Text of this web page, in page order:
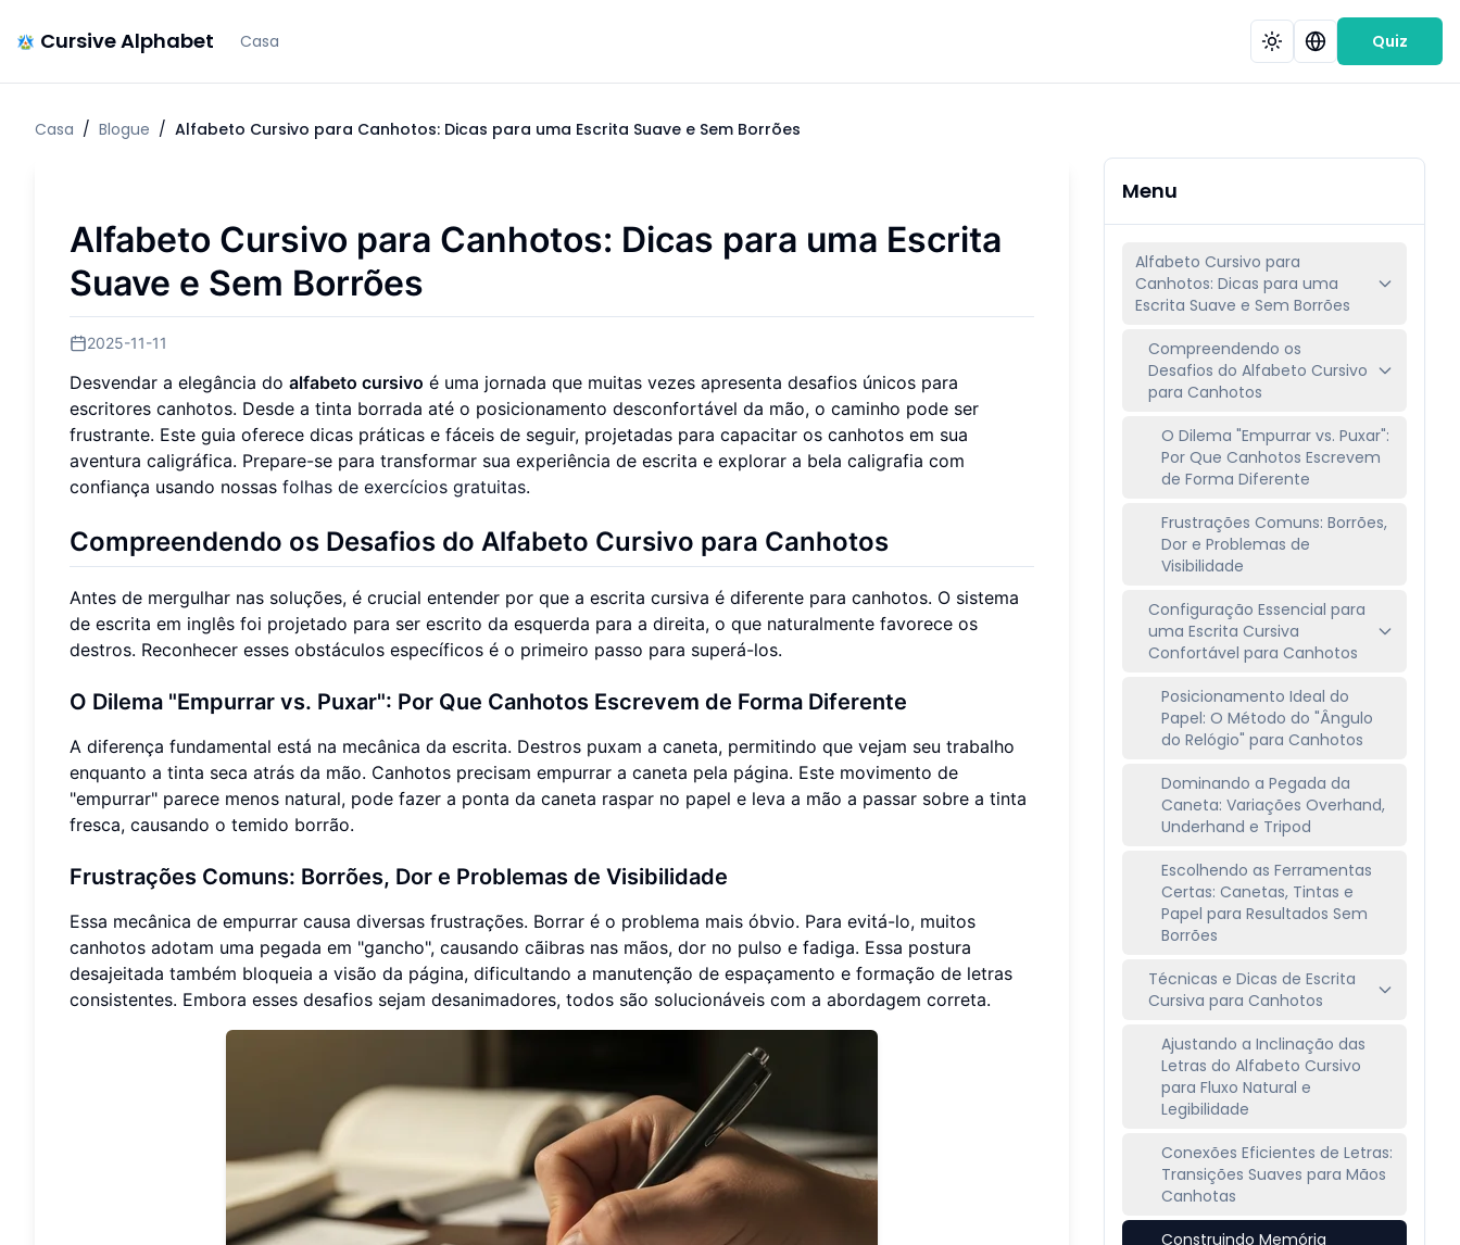
Cursive Alphabet Casa Quiz
Casa / Blogue / Alfabeto Cursivo para Canhotos: Dicas para uma Escrita Suave e Sem Borrões
Alfabeto Cursivo para Canhotos: Dicas para uma Escrita
Suave e Sem Borrões
2025-11-11
Desvendar a elegância do alfabeto cursivo é uma jornada que muitas vezes apresenta desafios únicos para
escritores canhotos. Desde a tinta borrada até o posicionamento desconfortável da mão, o caminho pode ser
frustrante. Este guia oferece dicas práticas e fáceis de seguir, projetadas para capacitar os canhotos em sua
aventura caligráfica. Prepare-se para transformar sua experiência de escrita e explorar a bela caligrafia com
confiança usando nossas folhas de exercícios gratuitas.
Compreendendo os Desafios do Alfabeto Cursivo para Canhotos
Antes de mergulhar nas soluções, é crucial entender por que a escrita cursiva é diferente para canhotos. O sistema
de escrita em inglês foi projetado para ser escrito da esquerda para a direita, o que naturalmente favorece os
destros. Reconhecer esses obstáculos específicos é o primeiro passo para superá-los.
O Dilema "Empurrar vs. Puxar": Por Que Canhotos Escrevem de Forma Diferente
A diferença fundamental está na mecânica da escrita. Destros puxam a caneta, permitindo que vejam seu trabalho
enquanto a tinta seca atrás da mão. Canhotos precisam empurrar a caneta pela página. Este movimento de
"empurrar" parece menos natural, pode fazer a ponta da caneta raspar no papel e leva a mão a passar sobre a tinta
fresca, causando o temido borrão.
Frustrações Comuns: Borrões, Dor e Problemas de Visibilidade
Essa mecânica de empurrar causa diversas frustrações. Borrar é o problema mais óbvio. Para evitá-lo, muitos
canhotos adotam uma pegada em "gancho", causando cãibras nas mãos, dor no pulso e fadiga. Essa postura
desajeitada também bloqueia a visão da página, dificultando a manutenção de espaçamento e formação de letras
consistentes. Embora esses desafios sejam desanimadores, todos são solucionáveis com a abordagem correta.
Menu
Alfabeto Cursivo para
Canhotos: Dicas para uma
Escrita Suave e Sem Borrões
Compreendendo os
Desafios do Alfabeto Cursivo
para Canhotos
O Dilema "Empurrar vs. Puxar":
Por Que Canhotos Escrevem
de Forma Diferente
Frustrações Comuns: Borrões,
Dor e Problemas de
Visibilidade
Configuração Essencial para
uma Escrita Cursiva
Confortável para Canhotos
Posicionamento Ideal do
Papel: O Método do "Ângulo
do Relógio" para Canhotos
Dominando a Pegada da
Caneta: Variações Overhand,
Underhand e Tripod
Escolhendo as Ferramentas
Certas: Canetas, Tintas e
Papel para Resultados Sem
Borrões
Técnicas e Dicas de Escrita
Cursiva para Canhotos
Ajustando a Inclinação das
Letras do Alfabeto Cursivo
para Fluxo Natural e
Legibilidade
Conexões Eficientes de Letras:
Transições Suaves para Mãos
Canhotas
Construindo Memória